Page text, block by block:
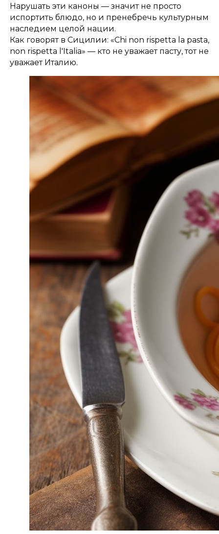
Нарушать эти каноны — значит не просто
испортить блюдо, но и пренебречь культурным
наследием целой нации.
Как говорят в Сицилии: «Chi non rispetta la pasta,
non rispetta l'Italia» — кто не уважает пасту, тот не
уважает Италию.